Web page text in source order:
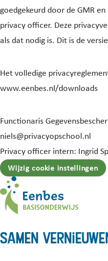
goedgekeurd door de GMR
privacy officer. Deze
als dat nodig is. Dit is de
Het volledige
www.eenbes.nl/downloads
Functionaris
niels@privacyopschool.nl
Privacy officer intern: Ingrid
Wijzig cookie instellingen
Samen